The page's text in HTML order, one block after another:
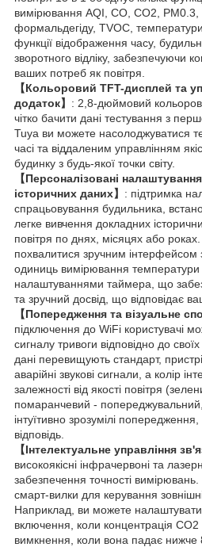
вимірювання AQI, CO, CO2,
формальдегіду, TVOC,
функції відображення часу,
зворотного відліку, забезпечуючи
ваших потреб як повітря.
【Кольоровий TFT-дисплей та
додаток】 : 2,8-дюймовий
чітко бачити дані тестування з
Tuya ви можете насолоджуватися
часі та віддаленим управлінням
будинку з будь-якої точки світу.
【Персоналізовані
історичних даних】 : підтримка
спрацьовування будильника,
легке вивчення докладних
повітря по днях, місяцях або
похвалитися зручним
одиниць вимірювання температури
налаштуваннями таймера, що
та зручний досвід, що відповідає
【Попередження та візуальне
підключення до WiFi користувачі
сигналу тривоги відповідно до
дані перевищують стандарт,
аварійні звукові сигнали, а колір
залежності від якості повітря
помаранчевий -
інтуїтивно зрозумілі
відповідь.
【Інтелектуальне управління
високоякісні інфрачервоні та
забезпечення точності
смарт-вилки для керування
Наприклад, ви можете
включення, коли концентрація
вимкнення, коли вона падає